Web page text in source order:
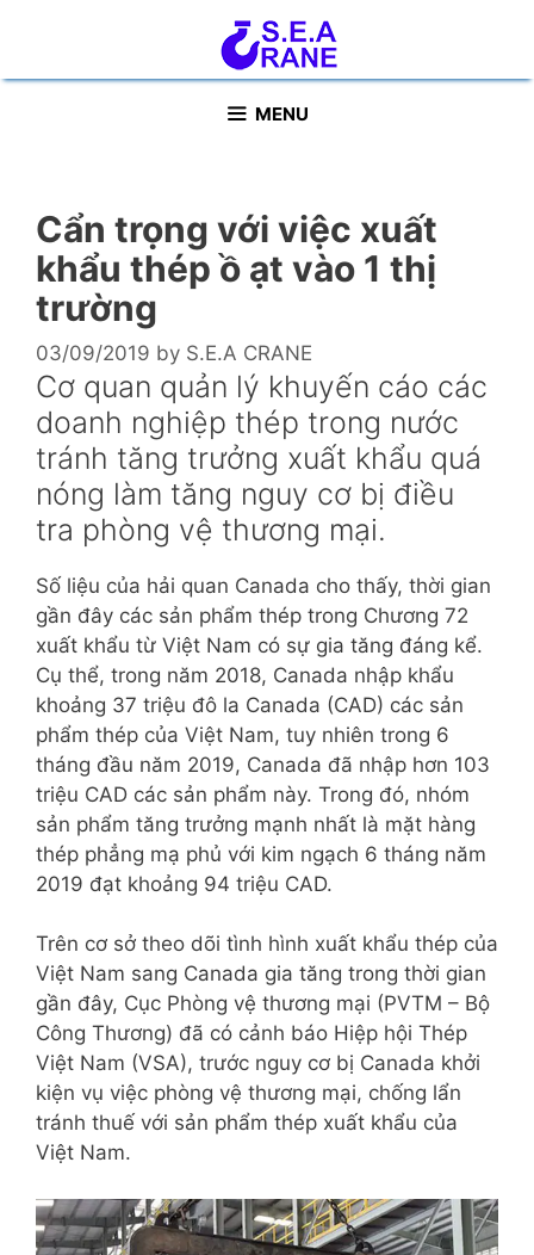
content
MENU
Cẩn trọng với việc xuất
khẩu thép ồ ạt vào 1 thị
trường
03/09/2019 by S.E.A CRANE
Cơ quan quản lý khuyến cáo các
doanh nghiệp thép trong nước
tránh tăng trưởng xuất khẩu quá
nóng làm tăng nguy cơ bị điều
tra phòng vệ thương mại.
Số liệu của hải quan Canada cho thấy, thời gian
gần đây các sản phẩm thép trong Chương 72
xuất khẩu từ Việt Nam có sự gia tăng đáng kể.
Cụ thể, trong năm 2018, Canada nhập khẩu
khoảng 37 triệu đô la Canada (CAD) các sản
phẩm thép của Việt Nam, tuy nhiên trong 6
tháng đầu năm 2019, Canada đã nhập hơn 103
triệu CAD các sản phẩm này. Trong đó, nhóm
sản phẩm tăng trưởng mạnh nhất là mặt hàng
thép phẳng mạ phủ với kim ngạch 6 tháng năm
2019 đạt khoảng 94 triệu CAD.
Trên cơ sở theo dõi tình hình xuất khẩu thép của
Việt Nam sang Canada gia tăng trong thời gian
gần đây, Cục Phòng vệ thương mại (PVTM – Bộ
Công Thương) đã có cảnh báo Hiệp hội Thép
Việt Nam (VSA), trước nguy cơ bị Canada khởi
kiện vụ việc phòng vệ thương mại, chống lẩn
tránh thuế với sản phẩm thép xuất khẩu của
Việt Nam.